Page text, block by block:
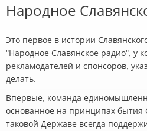
Народное
Это первое в истории
"Народное Славянское радио", у
рекламодателей и спонсоров,
делать.
Впервые, команда
основанное на принципах
таковой Державе всегда